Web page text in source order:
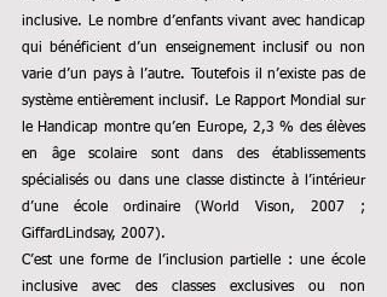
inclusive. Le nombre d’enfants vivant avec handicap
qui bénéficient d’un enseignement inclusif ou non
varie d’un pays à l’autre. Toutefois il n’existe pas de
système entièrement inclusif. Le Rapport Mondial sur
le Handicap montre qu’en Europe, 2,3 % des élèves
en âge scolaire sont dans des établissements
spécialisés ou dans une classe distincte à l’intérieur
d’une école ordinaire (World Vison, 2007 ;
GiffardLindsay, 2007).
C’est une forme de l’inclusion partielle : une école
inclusive avec des classes exclusives ou non